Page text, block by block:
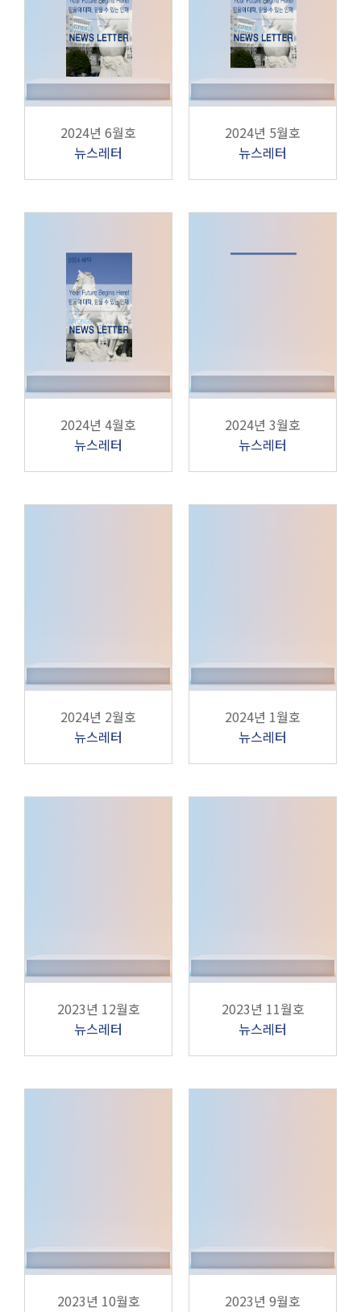
2024년 6월호
뉴스레터
2024년 5월호
뉴스레터
2024년 4월호
뉴스레터
2024년 3월호
뉴스레터
2024년 2월호
뉴스레터
2024년 1월호
뉴스레터
2023년 12월호
뉴스레터
2023년 11월호
뉴스레터
2023년 10월호
2023년 9월호